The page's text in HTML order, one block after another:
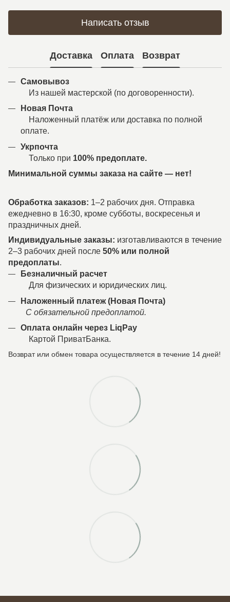
Написать отзыв
Доставка Оплата Возврат
Самовывоз
Из нашей мастерской (по договоренности).
Новая Почта
Наложенный платёж или доставка по полной
оплате.
Укрпочта
Только при 100% предоплате.
Минимальной суммы заказа на сайте — нет!
Обработка заказов: 1–2 рабочих дня. Отправка
ежедневно в 16:30, кроме субботы, воскресенья и
праздничных дней.
Индивидуальные заказы: изготавливаются в течение
2–3 рабочих дней после 50% или полной
предоплаты.
Безналичный расчет
Для физических и юридических лиц.
Наложенный платеж (Новая Почта)
С обязательной предоплатой.
Оплата онлайн через LiqPay
Картой ПриватБанка.
Возврат или обмен товара осуществляется в течение 14 дней!